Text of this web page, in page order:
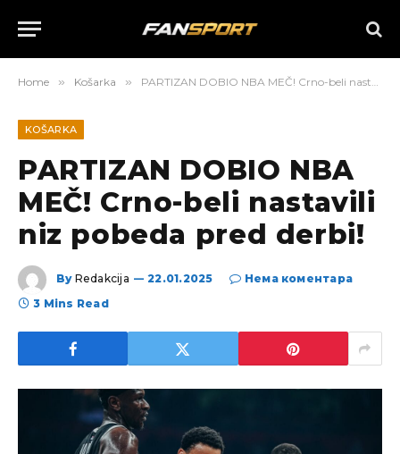
Home » Košarka » PARTIZAN DOBIO NBA MEČ! Crno-beli nastavili niz pobeda pred derbi!
KOŠARKA
PARTIZAN DOBIO NBA
MEČ! Crno-beli nastavili
niz pobeda pred derbi!
By Redakcija 22.01.2025
Нема коментара
3 Mins Read